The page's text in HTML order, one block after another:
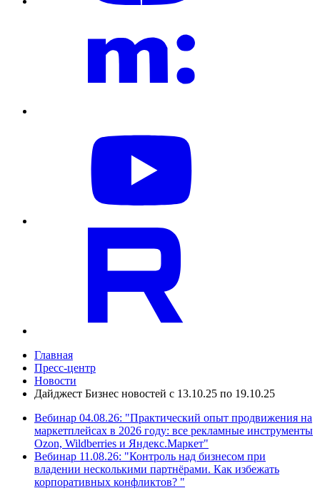
Главная
Пресс-центр
Новости
Дайджест Бизнес новостей с 13.10.25 по 19.10.25
Вебинар 04.08.26: "Практический опыт продвижения на
маркетплейсах в 2026 году: все рекламные инструменты
Ozon, Wildberries и Яндекс.Маркет"
Вебинар 11.08.26: "Контроль над бизнесом при
владении несколькими партнёрами. Как избежать
корпоративных конфликтов? "